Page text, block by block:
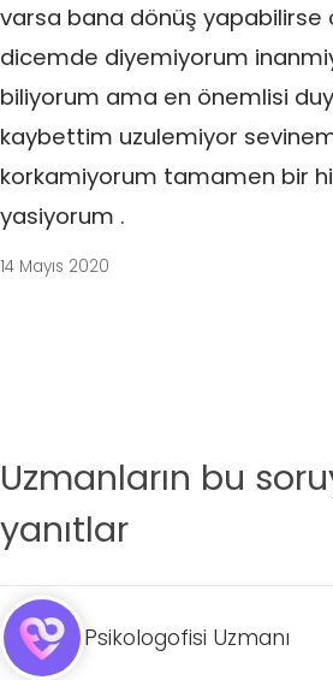
varsa bana dönüş yapabilirse
dicemde diyemiyorum
biliyorum ama en önemlisi
kaybettim uzulemiyor
korkamiyorum tamamen bir
yasiyorum .
14 Mayıs 2020
Uzmanların bu
yanıtlar
Psikologofisi Uzmanı